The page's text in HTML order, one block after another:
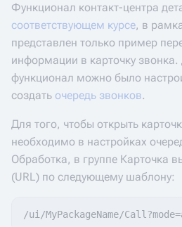
Функционал контакт-центра
соответствующем курсе, в
представлен только пример
информации в карточку звонка.
функционал можно было
создать очередь звонков.
Для того, чтобы открыть
необходимо в настройках
Обработка, в группе Карточка
(URL) по следующему шаблону: